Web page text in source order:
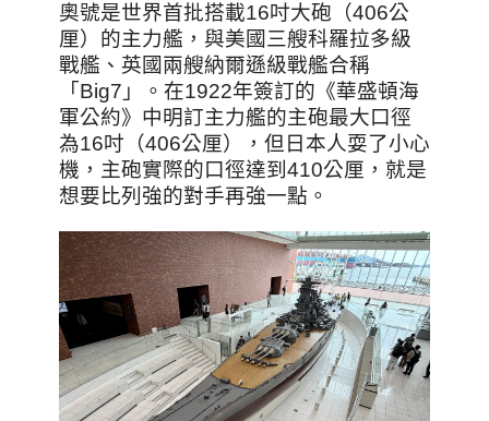
奧號是世界首批搭載16吋大砲（406公
厘）的主力艦，與美國三艘科羅拉多級
戰艦、英國兩艘納爾遜級戰艦合稱
「Big7」。在1922年簽訂的《華盛頓海
軍公約》中明訂主力艦的主砲最大口徑
為16吋（406公厘）， 但日本人耍了小心
機，主砲實際的口徑達到410公厘，就是
想要比列強的對手再強一點。